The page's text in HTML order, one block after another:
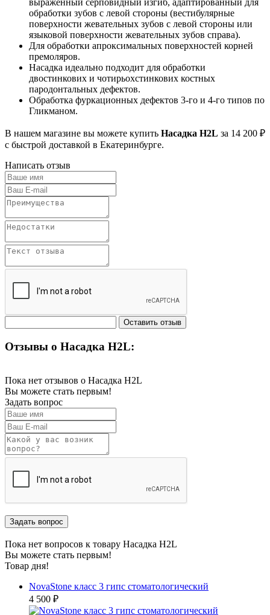
обработки зубов с левой стороны (вестибулярные
поверхности жевательных зубов с левой стороны или
языковой поверхности жевательных зубов справа).
Для обработки апроксимальных поверхностей корней
премоляров.
Насадка идеально подходит для обработки
двостинкових и чотирьохстинкових костных
пародонтальных дефектов.
Обработка фуркационных дефектов 3-го и 4-го типов по
Гликманом.
В нашем магазине вы можете купить Насадка H2L за 14 200 ₽
с быстрой доставкой в Екатеринбурге.
Написать отзыв
Отзывы о Насадка H2L:
Пока нет отзывов о Насадка H2L
Вы можете стать первым!
Задать вопрос
Пока нет вопросов к товару Насадка H2L
Вы можете стать первым!
Товар дня!
NovaStone класс 3 гипс стоматологический
4 500 ₽